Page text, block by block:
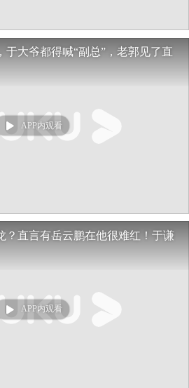
于大爷都得喊“副总”，老郭见了直
APP内观看
？直言有岳云鹏在他很难红！于谦
APP内观看